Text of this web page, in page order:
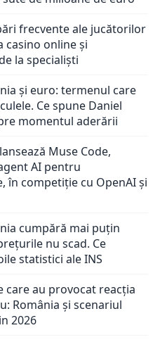
frecvente ale jucătorilor
casino online și
la specialiști
și euro: termenul care
Ce spune Daniel
momentul aderării
Muse Code,
AI pentru
în competiție cu OpenAI și
cumpără mai puțin
nu scad. Ce
statistici ale INS
care au provocat reacția
România și scenariul
2026